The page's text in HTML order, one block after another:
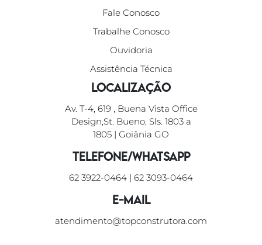
Fale Conosco
Trabalhe Conosco
Ouvidoria
Assistência Técnica
Localização
Av. T-4, 619 , Buena Vista Office
Design,St. Bueno, Sls. 1803 a
1805 | Goiânia GO
Telefone/WhatsApp
62 3922-0464 | 62 3093-0464
E-mail
atendimento@topconstrutora.com